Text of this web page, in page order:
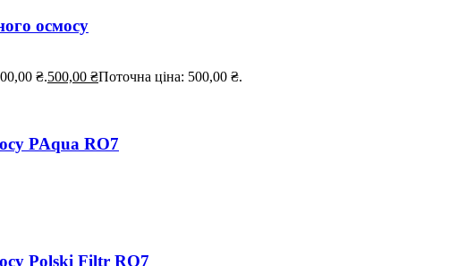
осмосу
₴.500,00 ₴Поточна ціна: 500,00 ₴.
PAqua RO7
Polski Filtr RO7